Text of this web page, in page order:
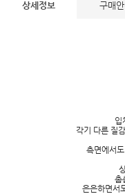
상세정보 구매
입
각기 다른 질
측면에서
촘
은은하면서